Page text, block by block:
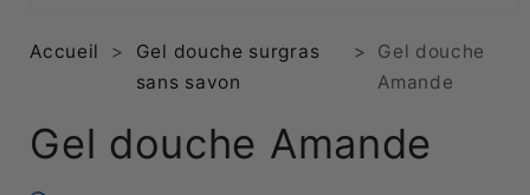
média
fenêtre
modale
Accueil >
Gel douche surgras
sans savon
>
Gel douche
Amande
Gel douche Amande